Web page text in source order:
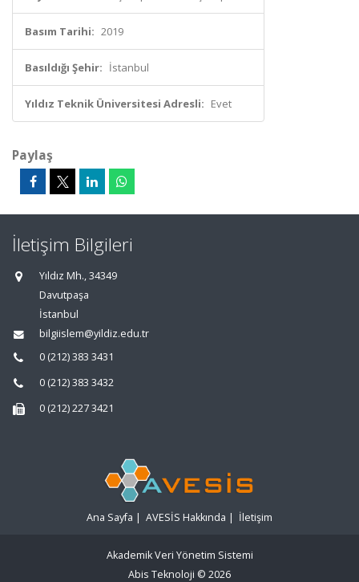
Basım Tarihi: 2019
Basıldığı Şehir: İstanbul
Yıldız Teknik Üniversitesi Adresli: Evet
Paylaş
İletişim Bilgileri
Yıldız Mh., 34349
Davutpaşa
İstanbul
bilgiislem@yildiz.edu.tr
0 (212) 383 3431
0 (212) 383 3432
0 (212) 227 3421
Ana Sayfa | AVESİS Hakkında | İletişim
Akademik Veri Yönetim Sistemi
Abis Teknoloji © 2026